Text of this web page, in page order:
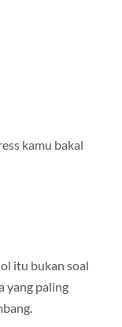
kamu bakal
itu bukan soal
yang paling